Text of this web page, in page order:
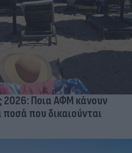
2026: Ποια ΑΦΜ κάνουν
που δικαιούνται